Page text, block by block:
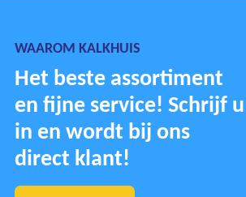
WAAROM KALKHUIS
Het beste assortiment
en fijne service! Schrijf u
in en wordt bij ons
direct klant!